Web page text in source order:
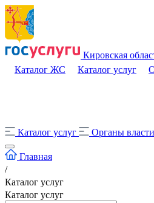
Кировская
Каталог ЖС
Каталог услуг
Каталог услуг Органы власти
Главная
/
Каталог услуг
Каталог услуг